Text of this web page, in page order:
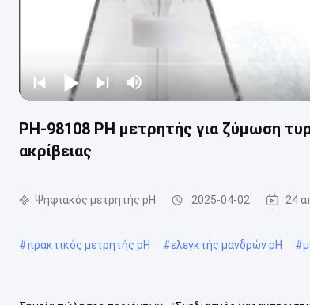
PH-98108 PH μετρητής για ζύμωση
ακρίβειας
Ψηφιακός μετρητής pH 2025-04-02 24
#πρακτικός μετρητής pH #ελεγκτής μανδρών pH #